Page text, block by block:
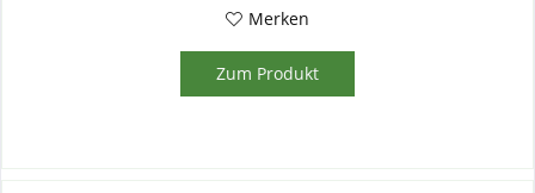
Merken
Zum Produkt